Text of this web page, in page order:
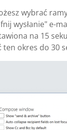
wybrać
wysłanie" e-
na 15
ten okres do 30